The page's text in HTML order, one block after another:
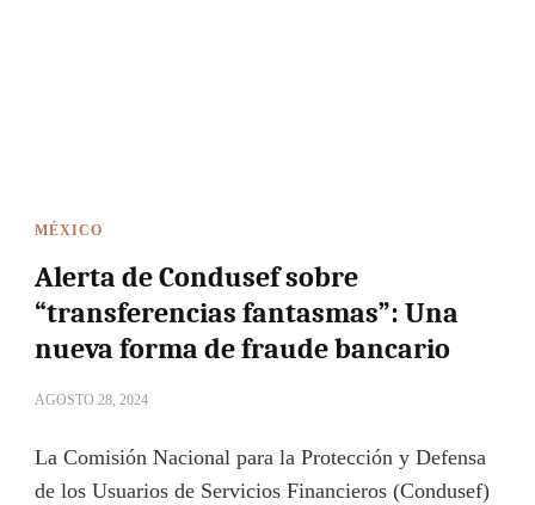
MÉXICO
Alerta de Condusef sobre
“transferencias fantasmas”: Una
nueva forma de fraude bancario
AGOSTO 28, 2024
La Comisión Nacional para la Protección y Defensa
de los Usuarios de Servicios Financieros (Condusef)